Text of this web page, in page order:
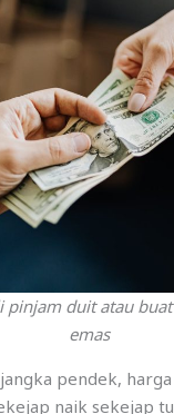
pinjam duit atau
pendek, harga
naik sekejap
pun dalam masa 2
perlukan cash dan
kita?